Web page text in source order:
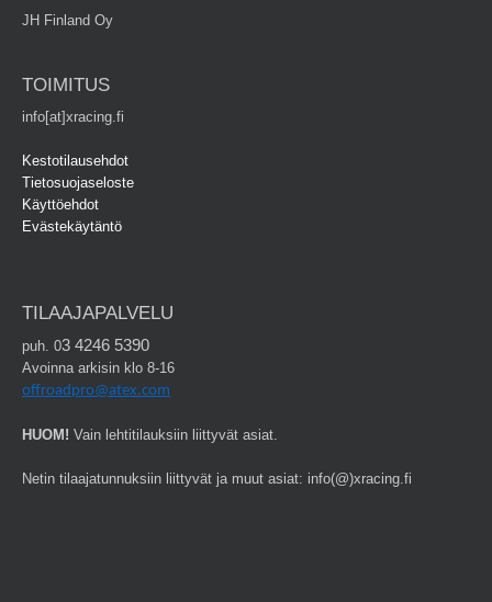
JH Finland Oy
TOIMITUS
info[at]xracing.fi
Kestotilausehdot
Tietosuojaseloste
Käyttöehdot
Evästekäytäntö
TILAAJAPALVELU
puh. 03 4246 5390
Avoinna arkisin klo 8-16
offroadpro@atex.com
HUOM! Vain lehtitilauksiin liittyvät asiat.
Netin tilaajatunnuksiin liittyvät ja muut asiat: info(@)xracing.fi